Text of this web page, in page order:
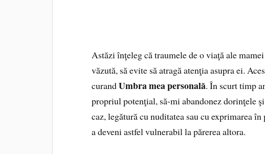
Astăzi înţeleg că traumele de o viaţă ale
văzută, să evite să atragă atenţia asupra ei.
curandUmbra mea personală. În scurt timp
propriul potenţial, să-mi abandonez dorinţele
caz, legătură cu nuditatea sau cu exprimarea
a deveni astfel vulnerabil la părerea altora.